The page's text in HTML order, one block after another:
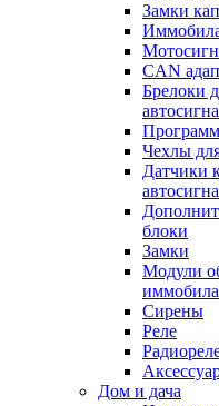
Замки
CAN
Брелоки
Чехлы
Датчики
блоки
Замки
Модули
Сирены
Реле
Дом и дача